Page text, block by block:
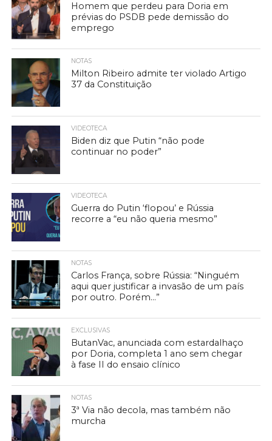
Homem que perdeu para Doria em
prévias do PSDB pede demissão do
emprego
NOTAS
Milton Ribeiro admite ter violado Artigo
37 da Constituição
VIDEOTECA
Biden diz que Putin “não pode
continuar no poder”
VIDEOTECA
Guerra do Putin ‘flopou’ e Rússia
recorre a “eu não queria mesmo”
NOTAS
Carlos França, sobre Rússia: “Ninguém
aqui quer justificar a invasão de um país
por outro. Porém…”
EXCLUSIVAS
ButanVac, anunciada com estardalhaço
por Doria, completa 1 ano sem chegar
à fase II do ensaio clínico
NOTAS
3ª Via não decola, mas também não
murcha